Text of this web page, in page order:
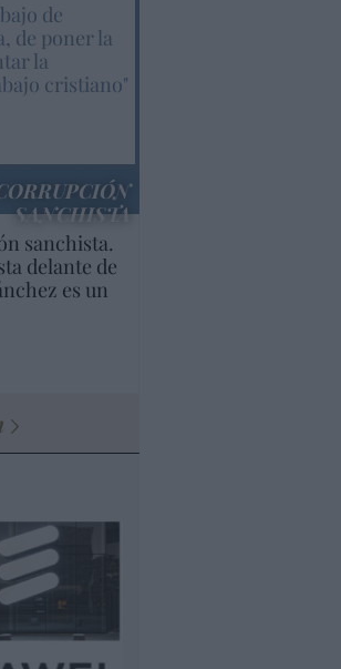
de
de poner la
la
cristiano"
SANCHISTA
sanchista.
delante de
es un